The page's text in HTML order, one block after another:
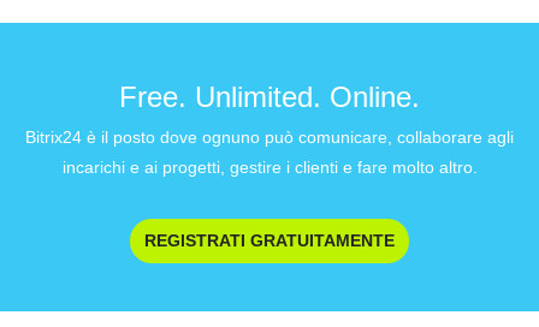
Free. Unlimited. Online.
Bitrix24 è il posto dove ognuno può comunicare, collaborare agli
incarichi e ai progetti, gestire i clienti e fare molto altro.
REGISTRATI GRATUITAMENTE